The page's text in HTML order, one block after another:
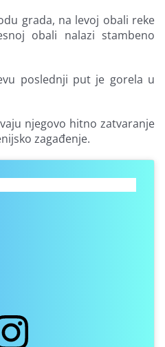
grada, na levoj obali reke
obali nalazi stambeno
poslednji put je gorela u
njegovo hitno zatvaranje
zagađenje.